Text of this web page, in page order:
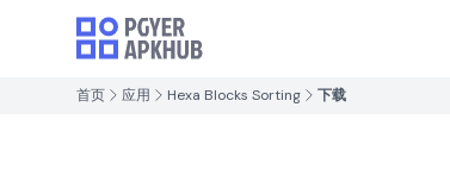
首页 应用 Hexa Blocks Sorting 下载